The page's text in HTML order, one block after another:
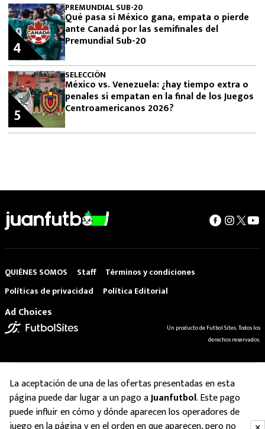
PREMUNDIAL SUB-20
Qué pasa si México gana, empata o pierde
ante Canadá por las semifinales del
Premundial Sub-20
4
SELECCIÓN
México vs. Venezuela: ¿hay tiempo extra o
penales si empatan en la final de los Juegos
Centroamericanos 2026?
5
QUIÉNES SOMOS Staff
Términos y condiciones
Políticas de privacidad
Política Editorial
Ad Choices
Un producto de Futbol Sites. Todos los
derechos reservados.
La aceptación de una de las ofertas presentadas en esta
página puede dar lugar a un pago aJuanfutbol. Este pago
puede influir en cómo y dónde aparecen los operadores de